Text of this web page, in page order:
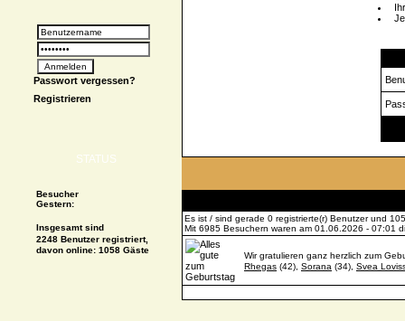
Passwort vergessen?
Registrieren
STATUS
Besucher
Gestern:
Insgesamt sind
2248 Benutzer registriert,
davon online: 1058 Gäste
Es ist / sind gerade 0 registrierte(r) Benutzer und
Mit 6985 Besuchern waren am 01.06.2026 - 07:01
Wir gratulieren ganz herzlich zum
Rhegas (42), Sorana (34), Svea